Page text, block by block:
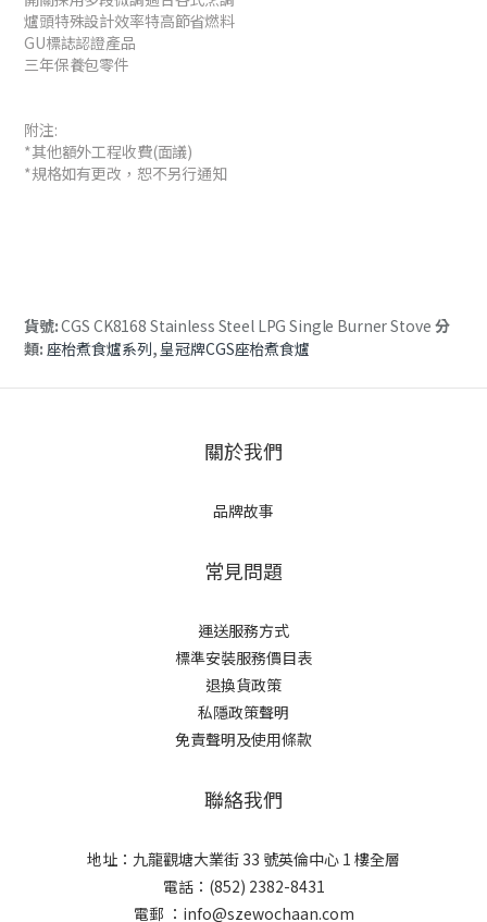
爐頭特殊設計效率特高節省燃料
GU標誌認證產品
三年保養包零件
附注:
*其他額外工程收費(面議)
*規格如有更改，恕不另行通知
貨號:CGS CK8168 Stainless Steel LPG Single Burner Stove 分
類: 座枱煮食爐系列, 皇冠牌CGS座枱煮食爐
關於我們
品牌故事
常見問題
運送服務方式
標準安裝服務價目表
退換貨政策
私隱政策聲明
免責聲明及使用條款
聯絡我們
地址：九龍觀塘大業街 33 號英倫中心 1 樓全層
電話：(852) 2382-8431
電郵 ： info@szewochaan.com